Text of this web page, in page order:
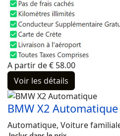
A partir de€ 58.00
Voir les détails
BMW X2 Automatique
Automatique, Voiture